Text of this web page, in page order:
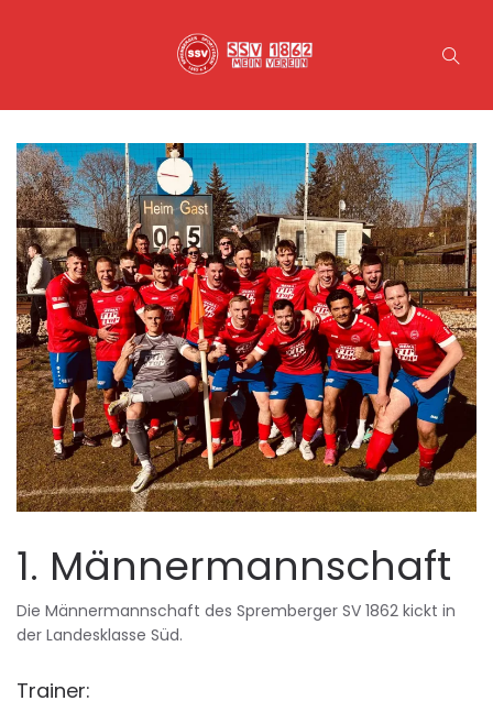
1. Männermannschaft
Die Männermannschaft des Spremberger SV 1862 kickt in
der Landesklasse Süd.
Trainer: